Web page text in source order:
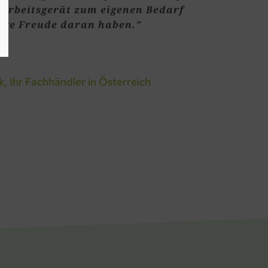
zum eigenen Bedarf
Freude daran haben."
Ihr Fachhändler in Österreich